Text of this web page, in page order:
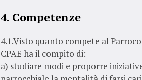
4. Competenze
4.1.Visto quanto compete al
CPAE ha il compito di:
a) studiare modi e proporre